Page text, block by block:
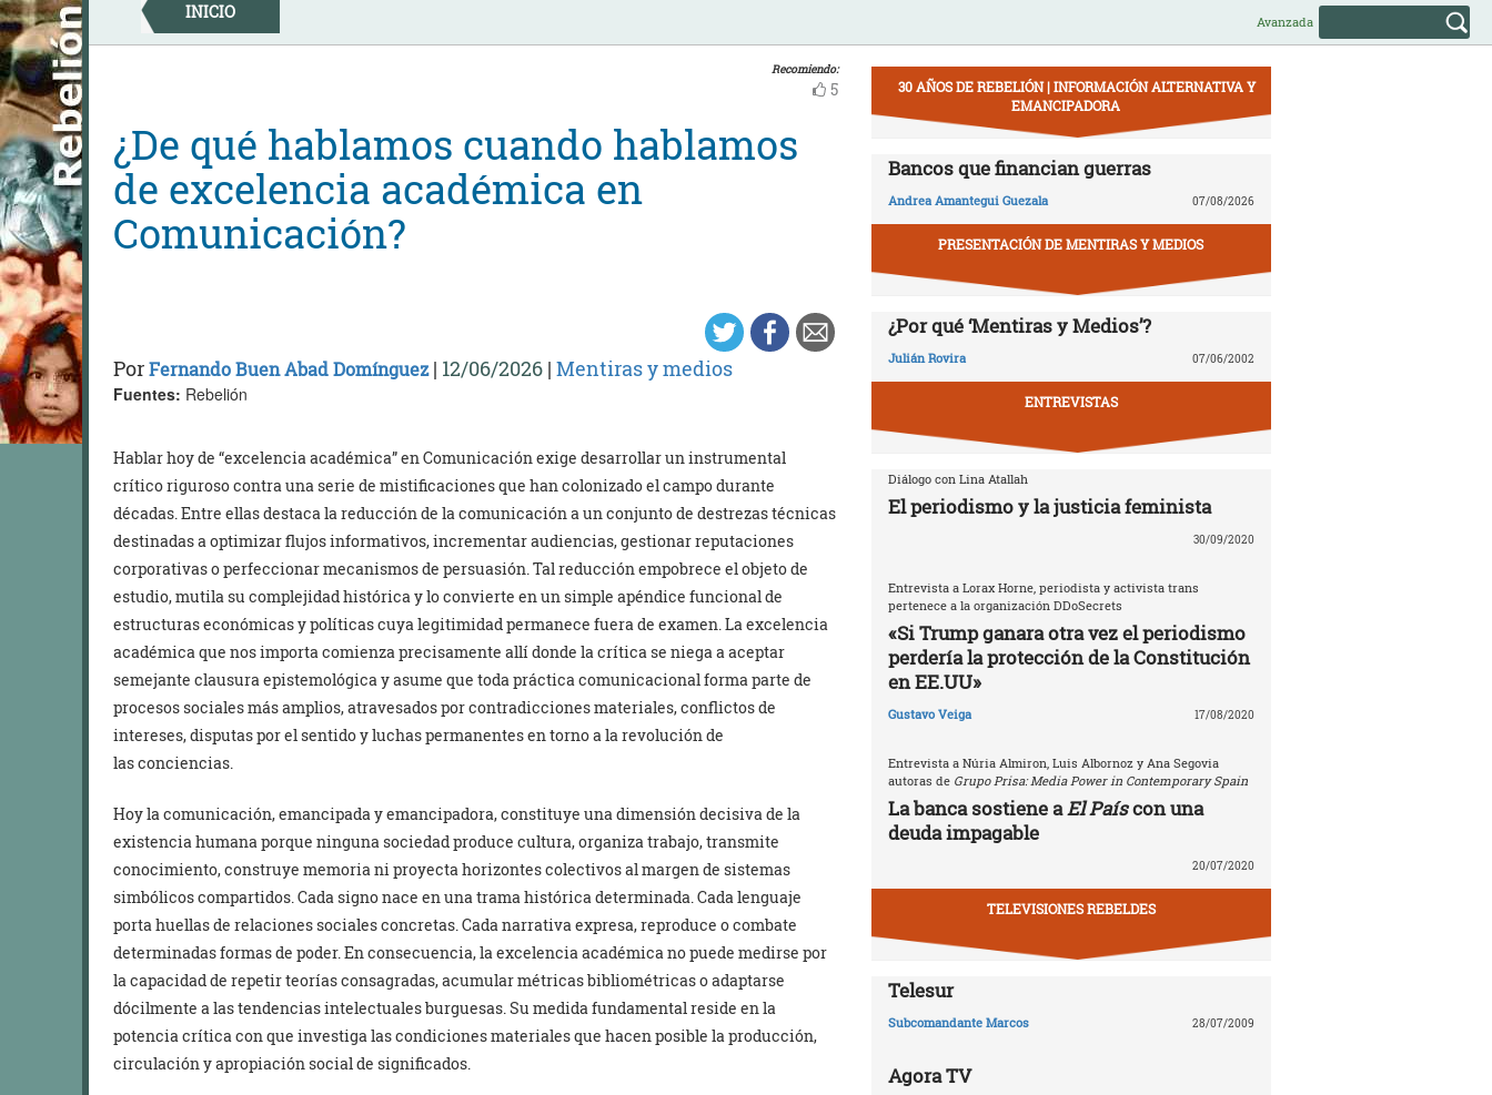
Skip
to
content
INICIO Avanzada
Recomiendo:
5
¿De qué hablamos cuando hablamos
de excelencia académica en
Comunicación?
PorFernando Buen Abad Domínguez| 12/06/2026 | Mentiras y medios
Fuentes: Rebelión
Hablar hoy de “excelencia académica” en Comunicación exige desarrollar un instrumental
crítico riguroso contra una serie de mistificaciones que han colonizado el campo durante
décadas. Entre ellas destaca la reducción de la comunicación a un conjunto de destrezas técnicas
destinadas a optimizar flujos informativos, incrementar audiencias, gestionar reputaciones
corporativas o perfeccionar mecanismos de persuasión. Tal reducción empobrece el objeto de
estudio, mutila su complejidad histórica y lo convierte en un simple apéndice funcional de
estructuras económicas y políticas cuya legitimidad permanece fuera de examen. La excelencia
académica que nos importa comienza precisamente allí donde la crítica se niega a aceptar
semejante clausura epistemológica y asume que toda práctica comunicacional forma parte de
procesos sociales más amplios, atravesados por contradicciones materiales, conflictos de
intereses, disputas por el sentido y luchas permanentes en torno a la revolución de
las conciencias.
Hoy la comunicación, emancipada y emancipadora, constituye una dimensión decisiva de la
existencia humana porque ninguna sociedad produce cultura, organiza trabajo, transmite
conocimiento, construye memoria ni proyecta horizontes colectivos al margen de sistemas
simbólicos compartidos. Cada signo nace en una trama histórica determinada. Cada lenguaje
porta huellas de relaciones sociales concretas. Cada narrativa expresa, reproduce o combate
determinadas formas de poder. En consecuencia, la excelencia académica no puede medirse por
la capacidad de repetir teorías consagradas, acumular métricas bibliométricas o adaptarse
dócilmente a las tendencias intelectuales burguesas. Su medida fundamental reside en la
potencia crítica con que investiga las condiciones materiales que hacen posible la producción,
circulación y apropiación social de significados.
30 AÑOS DE REBELIÓN | INFORMACIÓN ALTERNATIVA Y
EMANCIPADORA
Bancos que financian guerras
Andrea Amantegui Guezala 07/08/2026
PRESENTACIÓN DE MENTIRAS Y MEDIOS
¿Por qué ‘Mentiras y Medios’?
Julián Rovira 07/06/2002
ENTREVISTAS
Diálogo con Lina Atallah
El periodismo y la justicia feminista
30/09/2020
Entrevista a Lorax Horne, periodista y activista trans
pertenece a la organización DDoSecrets
«Si Trump ganara otra vez el periodismo
perdería la protección de la Constitución
en EE.UU»
Gustavo Veiga 17/08/2020
Entrevista a Núria Almiron, Luis Albornoz y Ana Segovia
autoras de Grupo Prisa: Media Power in Contemporary Spain
La banca sostiene aEl Paíscon una
deuda impagable
20/07/2020
TELEVISIONES REBELDES
Telesur
Subcomandante Marcos 28/07/2009
Agora TV